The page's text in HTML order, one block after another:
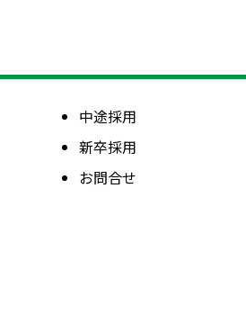
中途採用
新卒採用
お問合せ